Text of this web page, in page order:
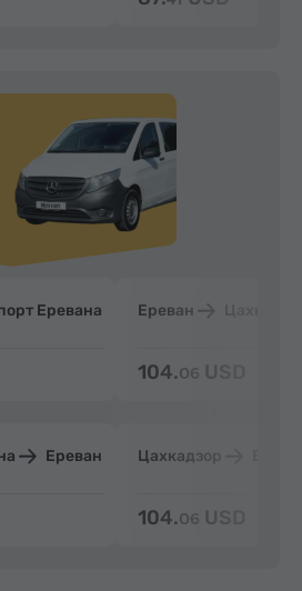
Еревана
Ереван
Ереван
104.06 USD
Цахкадзор
104.06 USD